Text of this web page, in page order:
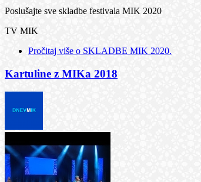
Poslušajte sve skladbe festivala MIK 2020
TV MIK
Pročitaj više o SKLADBE MIK 2020.
Kartuline z MIKa 2018